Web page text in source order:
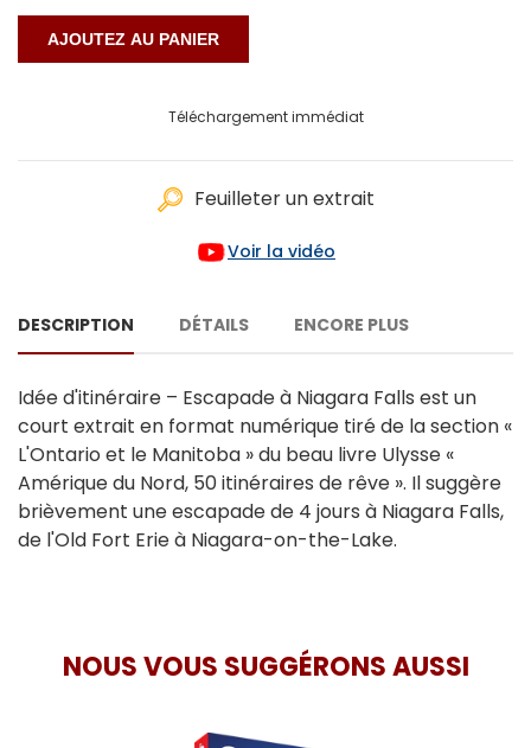
Téléchargement immédiat
Feuilleter un extrait
Voir la vidéo
DESCRIPTION DÉTAILS ENCORE PLUS
Idée d'itinéraire – Escapade à Niagara Falls est un
court extrait en format numérique tiré de la section «
L'Ontario et le Manitoba » du beau livre Ulysse «
Amérique du Nord, 50 itinéraires de rêve ». Il suggère
brièvement une escapade de 4 jours à Niagara Falls,
de l'Old Fort Erie à Niagara-on-the-Lake.
NOUS VOUS SUGGÉRONS AUSSI